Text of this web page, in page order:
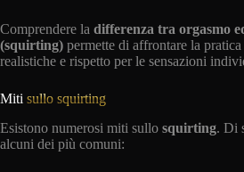
Comprendere la differenza tra orgasmo
(squirting) permette di affrontare la
realistiche e rispetto per le sensazioni
Miti sullo squirting
Esistono numerosi miti sullo squirting. Di
alcuni dei più comuni: